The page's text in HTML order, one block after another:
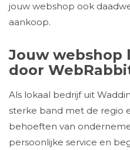
jouw webshop ook
aankoop.
Jouw webshop
door
Als lokaal bedrijf uit
sterke band met de regio
behoeften van
persoonlijke service en